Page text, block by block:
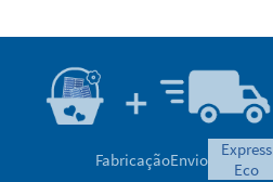
FabricaçãoEnvio
express
eco